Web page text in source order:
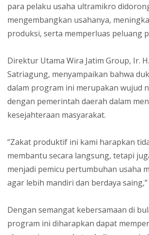
para pelaku usaha ultramikro
mengembangkan usahanya,
produksi, serta memperluas peluang
Direktur Utama Wira Jatim Group, Ir.
Satriagung, menyampaikan bahwa
dalam program ini merupakan wujud
dengan pemerintah daerah dalam
kesejahteraan masyarakat.
“Zakat produktif ini kami harapkan
membantu secara langsung, tetapi
menjadi pemicu pertumbuhan usaha
agar lebih mandiri dan berdaya
Dengan semangat kebersamaan di
program ini diharapkan dapat